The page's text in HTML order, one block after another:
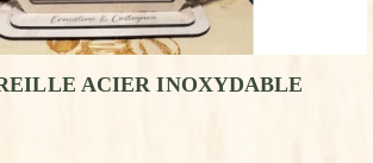
ACIER INOXYDABLE